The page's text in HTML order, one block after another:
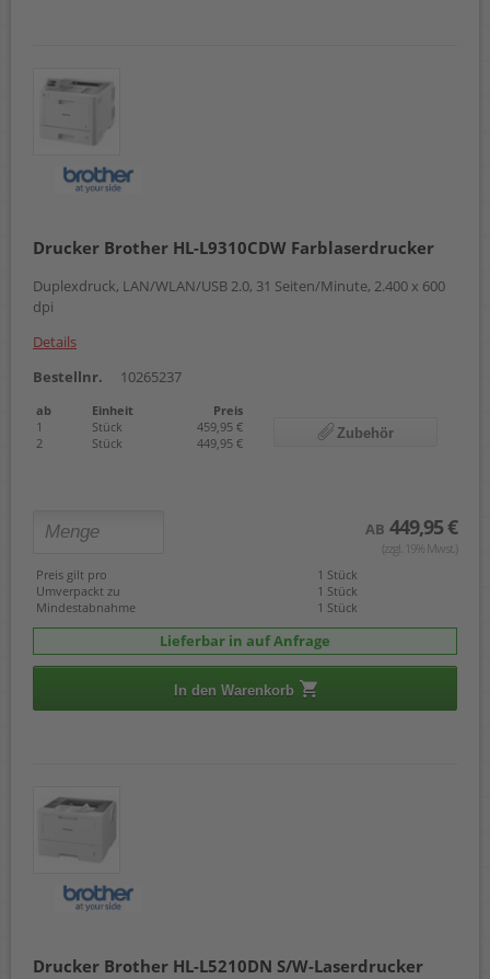
Drucker Brother HL-L9310CDW Farblaserdrucker
Duplexdruck, LAN/WLAN/USB 2.0, 31 Seiten/Minute, 2.400 x 600
dpi
Details
Bestellnr.
10265237
ab Einheit
Preis
1
Stück
459,95 €
2
Stück 449,95 €
Zubehör
AB 449,95 €
(zzgl. 19% Mwst.)
Preis gilt pro
1 Stück
Umverpackt zu
1 Stück
Mindestabnahme
1 Stück
Lieferbar in auf Anfrage
In den Warenkorb
Drucker Brother HL-L5210DN S/W-Laserdrucker